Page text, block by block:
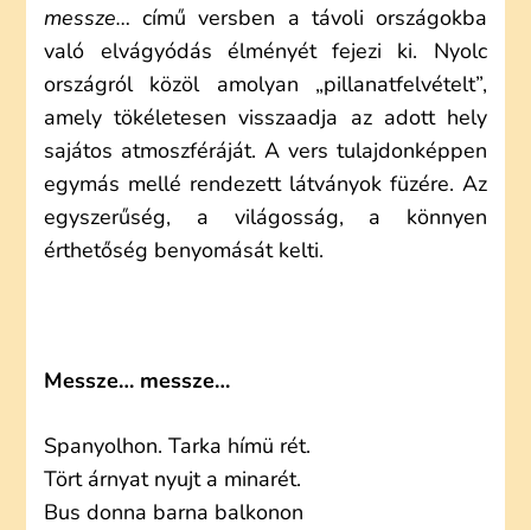
messze… című versben a távoli országokba
való elvágyódás élményét fejezi ki. Nyolc
országról közöl amolyan „pillanatfelvételt”,
amely tökéletesen visszaadja az adott hely
sajátos atmoszféráját. A vers tulajdonképpen
egymás mellé rendezett látványok füzére. Az
egyszerűség, a világosság, a könnyen
érthetőség benyomását kelti.
Messze… messze…
Spanyolhon. Tarka hímü rét.
Tört árnyat nyujt a minarét.
Bus donna barna balkonon